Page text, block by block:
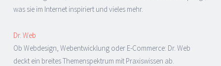
was sie im Internet inspiriert und vieles mehr.
Dr. Web
Ob Webdesign, Webentwicklung oder E-Commerce: Dr. Web
deckt ein breites Themenspektrum mit Praxiswissen ab.